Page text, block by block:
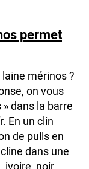
permet
mérinos ?
on vous
dans la barre
En un clin
de pulls en
dans une
ivoire, noir,